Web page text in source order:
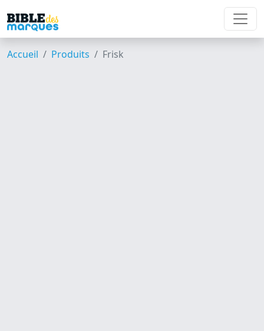
Accueil Produits Frisk